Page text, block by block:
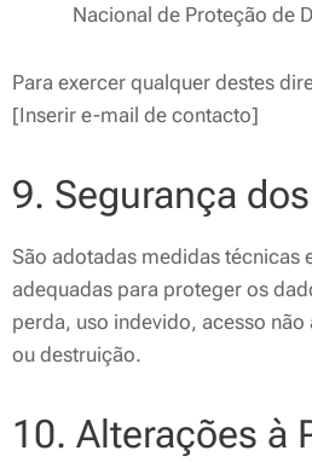
Nacional de Proteção de
Para exercer qualquer destes
[Inserir e-mail de contacto]
9. Segurança
São adotadas medidas técnicas
adequadas para proteger os
perda, uso indevido, acesso
ou destruição.
10. Alterações à